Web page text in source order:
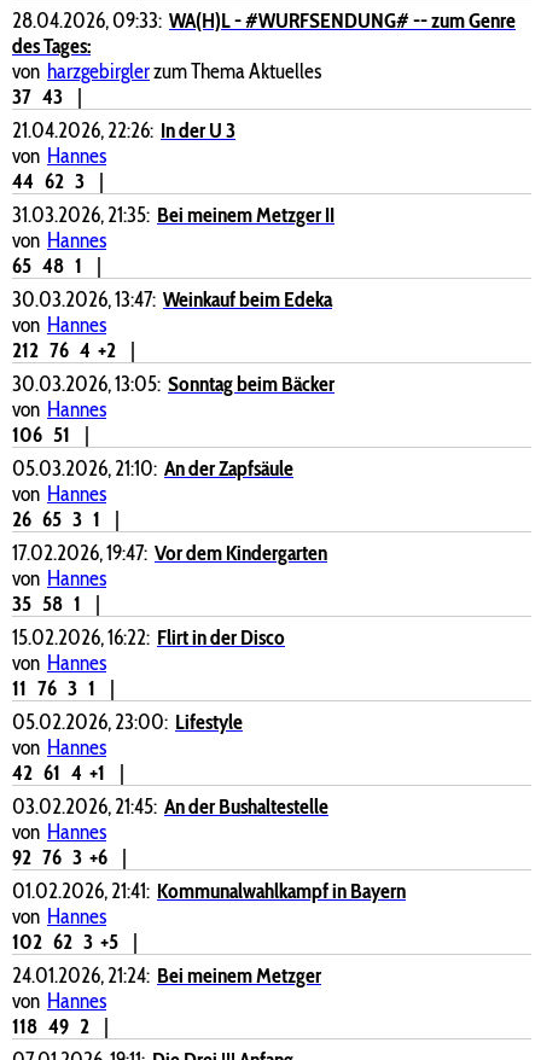
28.04.2026, 09:33: WA(H)L - #WURFSENDUNG# -- zum Genre
des Tages:
von harzgebirglerzum Thema Aktuelles
37 43
|
21.04.2026, 22:26: In der U 3
von Hannes
44 62 3
|
31.03.2026, 21:35: Bei meinem Metzger II
von Hannes
65 48 1
|
30.03.2026, 13:47: Weinkauf beim Edeka
von Hannes
212 76 4 +2
|
30.03.2026, 13:05: Sonntag beim Bäcker
von Hannes
106 51
|
05.03.2026, 21:10: An der Zapfsäule
von Hannes
26 65 3 1
|
17.02.2026, 19:47: Vor dem Kindergarten
von Hannes
35 58 1
|
15.02.2026, 16:22: Flirt in der Disco
von Hannes
11 76 3 1
|
05.02.2026, 23:00: Lifestyle
von Hannes
42 61 4 +1
|
03.02.2026, 21:45: An der Bushaltestelle
von Hannes
92 76 3 +6
|
01.02.2026, 21:41: Kommunalwahlkampf in Bayern
von Hannes
102 62 3 +5
|
24.01.2026, 21:24: Bei meinem Metzger
von Hannes
118 49 2
|